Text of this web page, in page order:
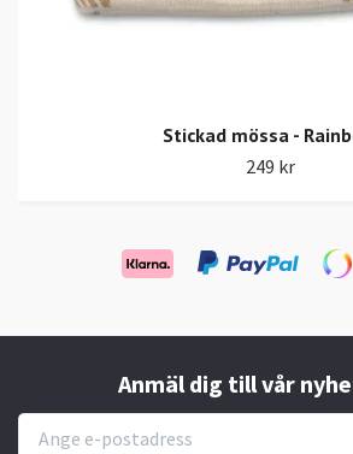
Stickad mössa -
249 kr
Anmäl dig till vår